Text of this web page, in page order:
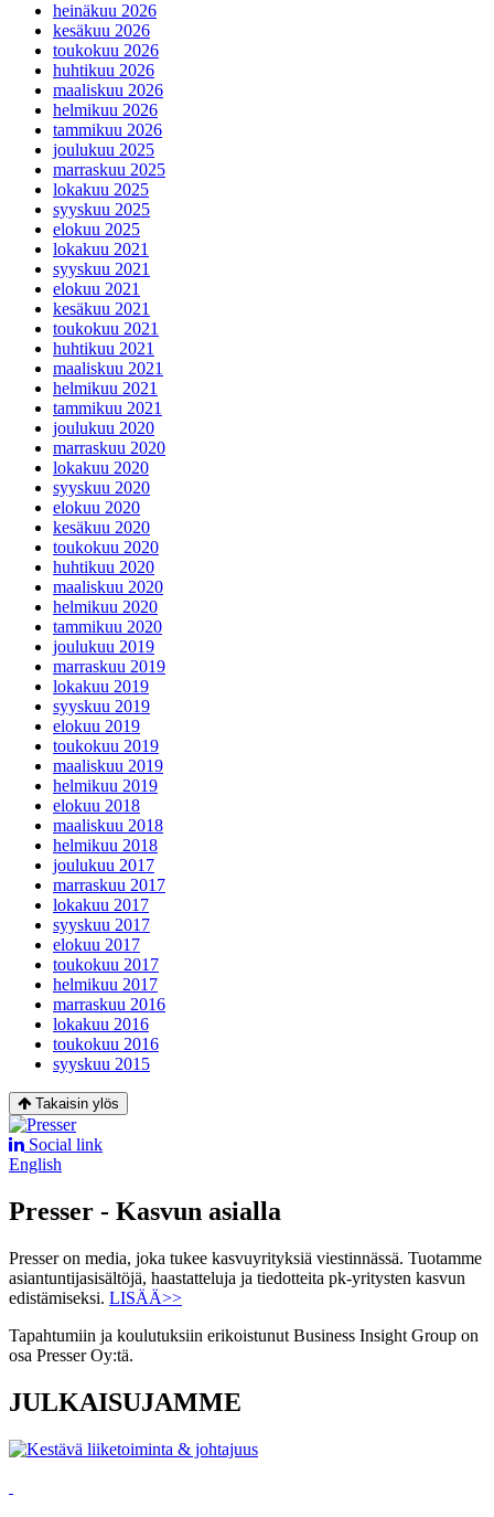
heinäkuu 2026
kesäkuu 2026
toukokuu 2026
huhtikuu 2026
maaliskuu 2026
helmikuu 2026
tammikuu 2026
joulukuu 2025
marraskuu 2025
lokakuu 2025
syyskuu 2025
elokuu 2025
lokakuu 2021
syyskuu 2021
elokuu 2021
kesäkuu 2021
toukokuu 2021
huhtikuu 2021
maaliskuu 2021
helmikuu 2021
tammikuu 2021
joulukuu 2020
marraskuu 2020
lokakuu 2020
syyskuu 2020
elokuu 2020
kesäkuu 2020
toukokuu 2020
huhtikuu 2020
maaliskuu 2020
helmikuu 2020
tammikuu 2020
joulukuu 2019
marraskuu 2019
lokakuu 2019
syyskuu 2019
elokuu 2019
toukokuu 2019
maaliskuu 2019
helmikuu 2019
elokuu 2018
maaliskuu 2018
helmikuu 2018
joulukuu 2017
marraskuu 2017
lokakuu 2017
syyskuu 2017
elokuu 2017
toukokuu 2017
helmikuu 2017
marraskuu 2016
lokakuu 2016
toukokuu 2016
syyskuu 2015
Takaisin ylös
Social link
English
Presser - Kasvun asialla
Presser on media, joka tukee kasvuyrityksiä viestinnässä. Tuotamme
asiantuntijasisältöjä, haastatteluja ja tiedotteita pk-yritysten kasvun
edistämiseksi. LISÄÄ>>
Tapahtumiin ja koulutuksiin erikoistunut Business Insight Group on
osa Presser Oy:tä.
JULKAISUJAMME